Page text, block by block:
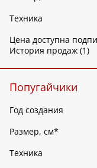
Техника
Цена доступна
История продаж (1)
Попугайчики
Год создания
Размер, см*
Техника